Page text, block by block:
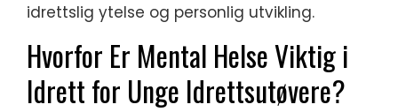
idrettslig ytelse og personlig utvikling.
Hvorfor Er Mental Helse Viktig i
Idrett for Unge Idrettsutøvere?